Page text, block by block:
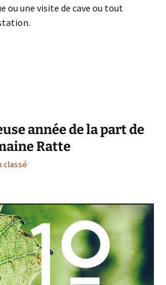
ou une visite de cave ou tout
année de la part de
Ratte
classé